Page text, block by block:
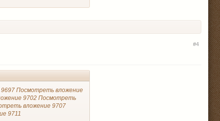
#4
Посмотреть вложение
9702 Посмотреть
вложение 9707
9711